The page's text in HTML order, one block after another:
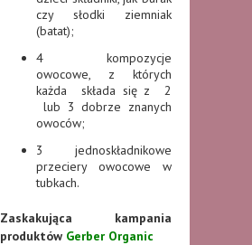
czy słodki ziemniak
(batat);
4 kompozycje
owocowe, z których
każda składa się z 2
lub 3 dobrze znanych
owoców;
3 jednoskładnikowe
przeciery owocowe w
tubkach.
Zaskakująca kampania
produktów Gerber Organic